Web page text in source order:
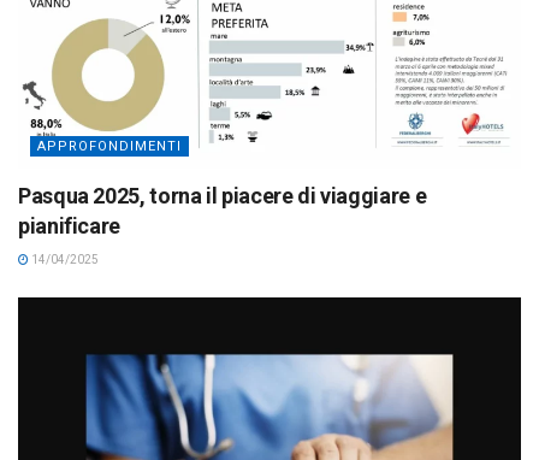
APPROFONDIMENTI
Pasqua 2025, torna il piacere di viaggiare e
pianificare
14/04/2025